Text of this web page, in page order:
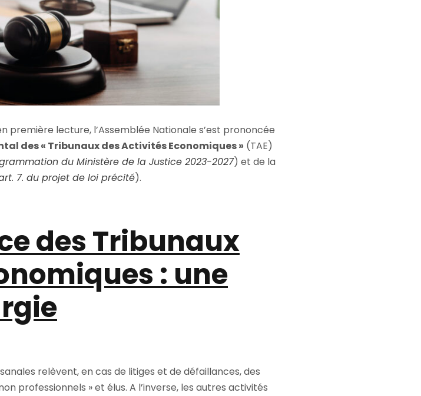
première lecture, l’Assemblée Nationale s’est prononcée
des « Tribunaux des Activités Economiques » (TAE)
du Ministère de la Justice 2023-2027) et de la
7. du projet de loi précité).
des Tribunaux
: une
relèvent, en cas de litiges et de défaillances, des
professionnels » et élus. A l’inverse, les autres activités